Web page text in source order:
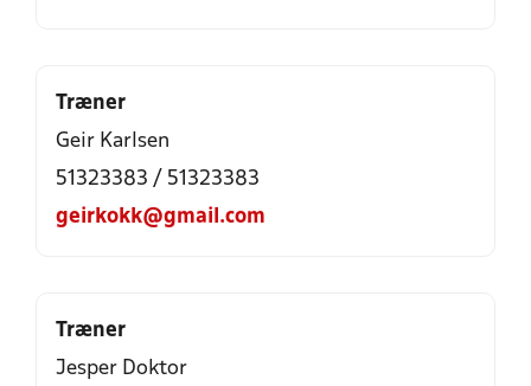
Træner
Geir Karlsen
51323383 / 51323383
geirkokk@gmail.com
Træner
Jesper Doktor